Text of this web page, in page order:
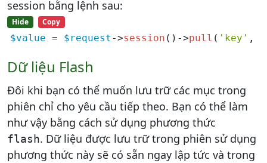
session bằng lệnh sau:
Hide Copy
$value = $request ->session ()->pull ( 'key' ,
Dữ liệu Flash
Đôi khi bạn có thể muốn lưu trữ các mục trong
phiên chỉ cho yêu cầu tiếp theo. Bạn có thể làm
như vậy bằng cách sử dụng phương thức
flash. Dữ liệu được lưu trữ trong phiên sử dụng
phương thức này sẽ có sẵn ngay lập tức và trong